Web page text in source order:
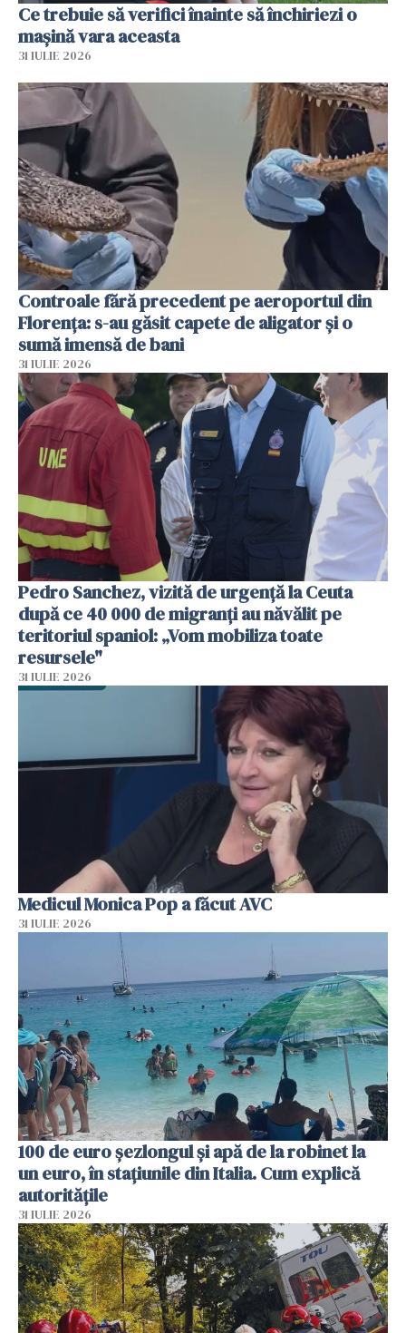
Ce trebuie să verifici înainte să închiriezi o
mașină vara aceasta
31 IULIE 2026
Controale fără precedent pe aeroportul din
Florența: s-au găsit capete de aligator și o
sumă imensă de bani
31 IULIE 2026
Pedro Sanchez, vizită de urgență la Ceuta
după ce 40 000 de migranți au năvălit pe
teritoriul spaniol: „Vom mobiliza toate
resursele"
31 IULIE 2026
Medicul Monica Pop a făcut AVC
31 IULIE 2026
100 de euro șezlongul și apă de la robinet la
un euro, în stațiunile din Italia. Cum explică
autoritățile
31 IULIE 2026